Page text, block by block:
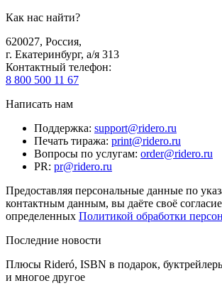
Как нас найти?
620027, Россия,
г. Екатеринбург, а/я 313
Контактный телефон:
8 800 500 11 67
Написать нам
Поддержка: support@ridero.ru
Печать тиража: print@ridero.ru
Вопросы по услугам: order@ridero.ru
PR: pr@ridero.ru
Предоставляя персональные данные по
контактным данным, вы даёте своё
определенных Политикой обработки
Последние новости
Плюсы Rideró, ISBN в подарок,
и многое другое